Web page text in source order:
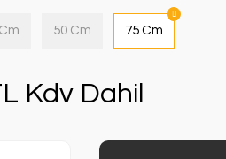
50 Cm 75 Cm
Kdv Dahil